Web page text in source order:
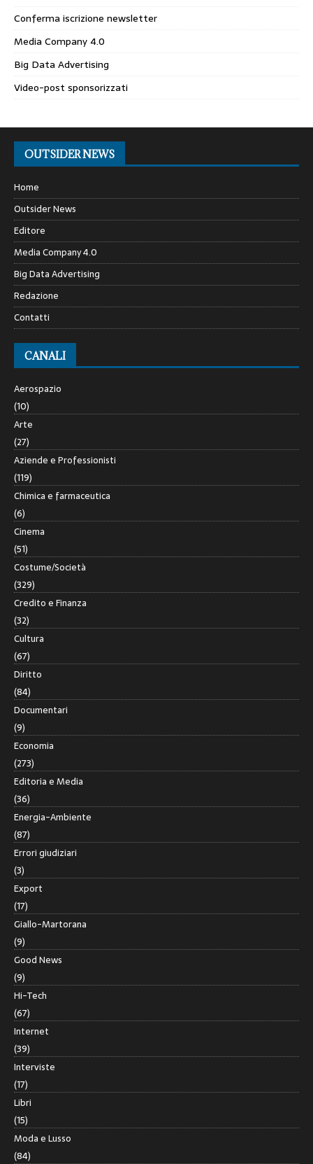
Conferma iscrizione newsletter
Media Company 4.0
Big Data Advertising
Video-post sponsorizzati
OUTSIDER NEWS
Home
Outsider News
Editore
Media Company 4.0
Big Data Advertising
Redazione
Contatti
CANALI
Aerospazio
(10)
Arte
(27)
Aziende e Professionisti
(119)
Chimica e farmaceutica
(6)
Cinema
(51)
Costume/Società
(329)
Credito e Finanza
(32)
Cultura
(67)
Diritto
(84)
Documentari
(9)
Economia
(273)
Editoria e Media
(36)
Energia-Ambiente
(87)
Errori giudiziari
(3)
Export
(17)
Giallo-Martorana
(9)
Good News
(9)
Hi-Tech
(67)
Internet
(39)
Interviste
(17)
Libri
(15)
Moda e Lusso
(84)